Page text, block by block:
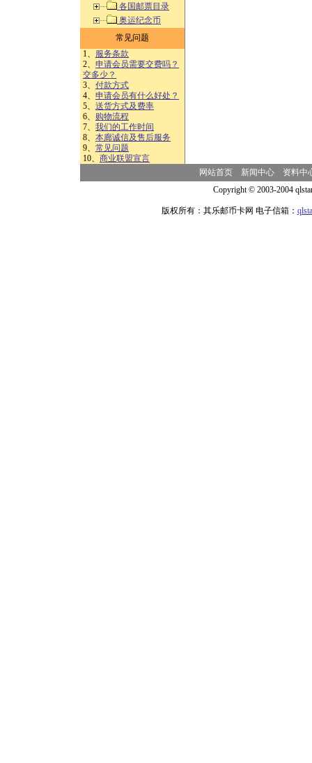
各国邮票目录
奥运纪念币
常见问题
1、 服务条款
2、 申请会员需要交费吗？
交多少？
3、 付款方式
4、 申请会员有什么好处？
5、 送货方式及费率
6、 购物流程
7、 我们的工作时间
8、 本廊诚信及售后服务
9、 常见问题
10、 商业联盟宣言
网站首页 新闻中心
资料中
Copyright © 2003-2004
版权所有：其乐邮币卡网 电子信箱：